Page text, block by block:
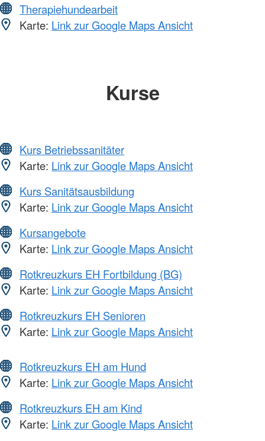
Therapiehundearbeit
Karte: Link zur Google Maps Ansicht
Kurse
Kurs Betriebssanitäter
Karte: Link zur Google Maps Ansicht
Kurs Sanitätsausbildung
Karte: Link zur Google Maps Ansicht
Kursangebote
Karte: Link zur Google Maps Ansicht
Rotkreuzkurs EH Fortbildung (BG)
Karte: Link zur Google Maps Ansicht
Rotkreuzkurs EH Senioren
Karte: Link zur Google Maps Ansicht
Rotkreuzkurs EH am Hund
Karte: Link zur Google Maps Ansicht
Rotkreuzkurs EH am Kind
Karte: Link zur Google Maps Ansicht